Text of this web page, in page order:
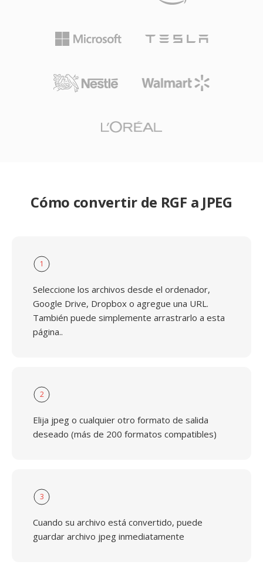
Cómo convertir de RGF a JPEG
1
Seleccione los archivos desde el ordenador,
Google Drive, Dropbox o agregue una URL.
También puede simplemente arrastrarlo a esta
página..
2
Elija jpeg o cualquier otro formato de salida
deseado (más de 200 formatos compatibles)
3
Cuando su archivo está convertido, puede
guardar archivo jpeg inmediatamente